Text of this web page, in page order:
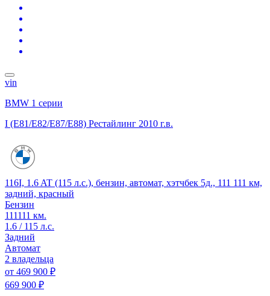
vin
BMW 1 серии
I (E81/E82/E87/E88) Рестайлинг 2010 г.в.
116I, 1.6 AT (115 л.с.), бензин, автомат, хэтчбек 5д., 111 111 км,
задний, красный
Бензин
111111 км.
1.6 / 115 л.с.
Задний
Автомат
2 владельца
от 469 900 ₽
669 900 ₽